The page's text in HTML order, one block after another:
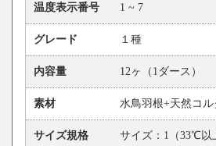
温度表示番号 1 ~ 7
グレード １種
内容量 12ヶ（1ダース）
素材 水鳥羽根+天然コル
サイズ規格
サイズ：1（33℃以